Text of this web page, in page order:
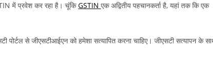
में प्रवेश कर रहा है। चूंकिGSTIN एक अद्वितीय पहचानकर्ता है, यहां तक कि एक
से जीएसटीआईएन को हमेशा सत्यापित करना चाहिए। जीएसटी सत्यापन के